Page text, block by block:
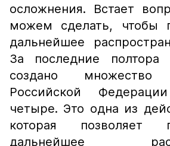
осложнения. Встает
можем сделать, чтобы
дальнейшее
За последние
создано
Российской
четыре. Это одна из
которая позволяет
дальнейшее